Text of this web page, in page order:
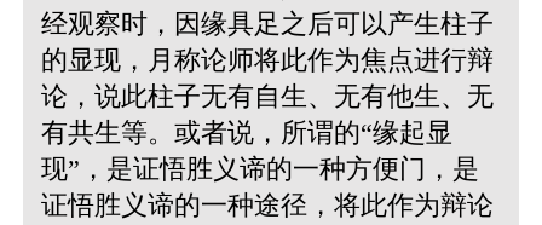
经观察时，因缘具足之后可以产生柱子
的显现，月称论师将此作为焦点进行辩
论，说此柱子无有自生、无有他生、无
有共生等。或者说，所谓的“缘起显
现”，是证悟胜义谛的一种方便门，是
证悟胜义谛的一种途径，将此作为辩论